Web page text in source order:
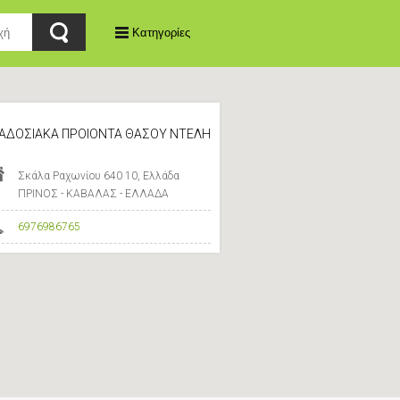
Κατηγορίες
ΠΡΟΙΟΝΤΑ ΘΑΣΟΥ ΝΤΕΛΗ
Σκάλα Ραχωνίου 640 10, Ελλάδα
ΠΡΙΝΟΣ - ΚΑΒΑΛΑΣ - ΕΛΛΑΔΑ
6976986765